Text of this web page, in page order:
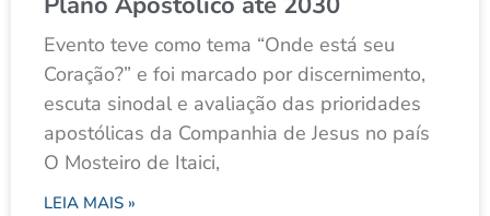
Evento teve como tema “Onde está seu
Coração?” e foi marcado por discernimento,
escuta sinodal e avaliação das prioridades
apostólicas da Companhia de Jesus no país
O Mosteiro de Itaici,
LEIA MAIS »